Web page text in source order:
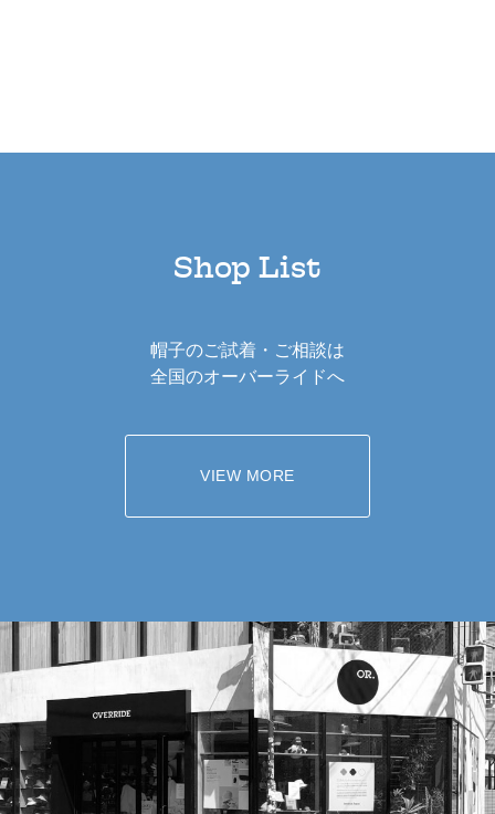
Shop List
帽子のご試着・ご相談は
全国のオーバーライドへ
VIEW MORE